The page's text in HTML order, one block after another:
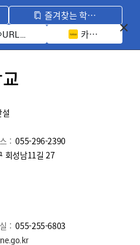
즐겨찾는 학교 모아보기
URL 복사 카카오톡 공유
설
: 055-296-2390
회성남11길 27
: 055-255-6803